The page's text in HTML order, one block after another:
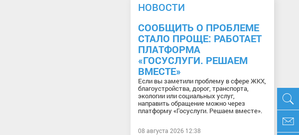
НОВОСТИ
СООБЩИТЬ О ПРОБЛЕМЕ
СТАЛО ПРОЩЕ: РАБОТАЕТ
ПЛАТФОРМА
«ГОСУСЛУГИ. РЕШАЕМ
ВМЕСТЕ»
Если вы заметили проблему в сфере ЖКХ,
благоустройства, дорог, транспорта,
экологии или социальных услуг,
направить обращение можно через
платформу «Госуслуги. Решаем вместе».
08 августа 2026 12:38